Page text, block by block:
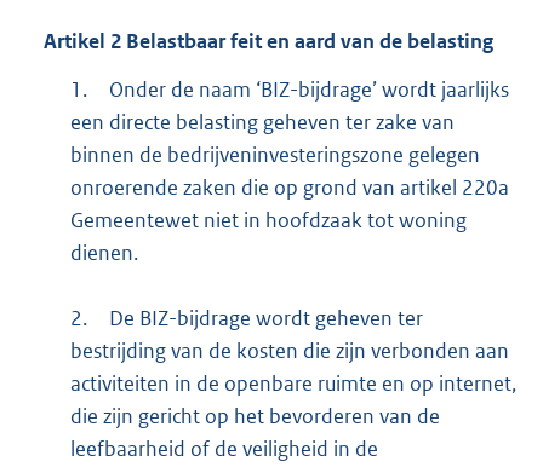
Artikel 2 Belastbaar feit en aard van de belasting
1.
Onder de naam ‘BIZ-bijdrage’ wordt jaarlijks
een directe belasting geheven ter zake van
binnen de bedrijveninvesteringszone gelegen
onroerende zaken die op grond van artikel 220a
Gemeentewet niet in hoofdzaak tot woning
dienen.
2.
De BIZ-bijdrage wordt geheven ter
bestrijding van de kosten die zijn verbonden aan
activiteiten in de openbare ruimte en op internet,
die zijn gericht op het bevorderen van de
leefbaarheid of de veiligheid in de